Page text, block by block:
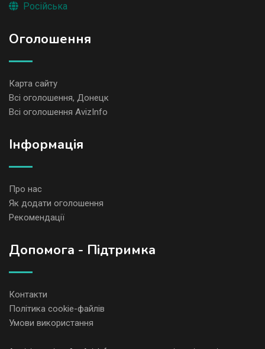
Російська
Оголошення
Карта сайту
Всі оголошення, Донецк
Всі оголошення AvizInfo
Iнформація
Про нас
Як додати оголошення
Рекомендації
Допомога - Підтримка
Контакти
Політика cookie-файлів
Умови використання